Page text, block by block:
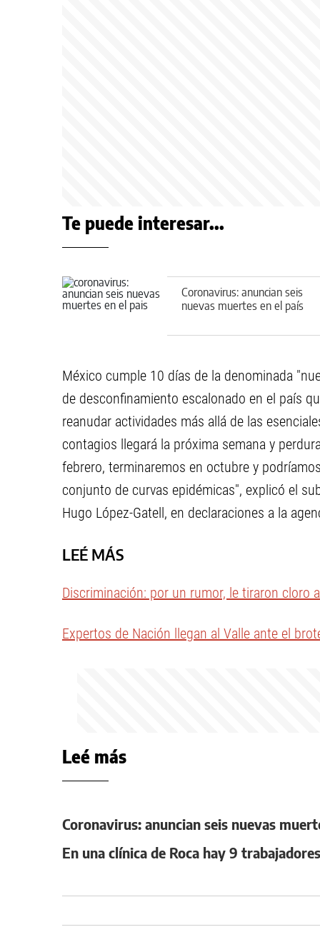
Te puede interesar...
Coronavirus: anuncian seis
nuevas muertes en el país
México cumple 10 días de la denominada
de desconfinamiento escalonado en el país
reanudar actividades más allá de las
contagios llegará la próxima semana y
febrero, terminaremos en octubre y
conjunto de curvas epidémicas", explicó el
Hugo López-Gatell, en declaraciones a la
LEÉ MÁS
Discriminación: por un rumor, le tiraron cloro
Expertos de Nación llegan al Valle ante el
Leé más
Coronavirus: anuncian seis nuevas
En una clínica de Roca hay 9